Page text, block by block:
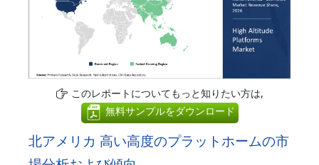
このレポートについてもっと知りたい方は,
無料サンプルをダウンロード
北アメリカ 高い高度のプラットホームの市